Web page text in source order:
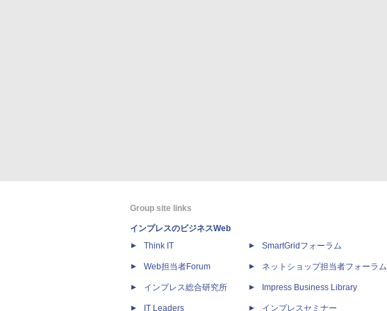
Group site links
インプレスのビジネスWeb
Think IT
Web担当者Forum
インプレス総合研究所
IT Leaders
SmartGridフォーラム
ネットショップ担当者フォーラム
Impress Business Library
インプレスセミナー